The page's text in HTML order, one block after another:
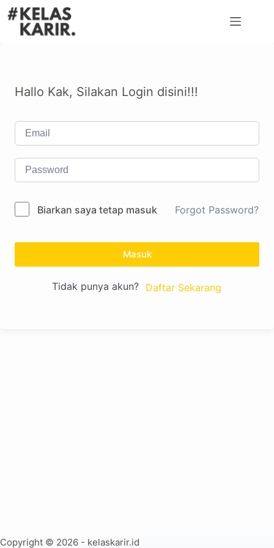
Hallo Kak, Silakan Login disini!!!
Biarkan saya tetap masuk Forgot Password?
Masuk
Tidak punya akun? Daftar Sekarang
Copyright © 2026 - kelaskarir.id